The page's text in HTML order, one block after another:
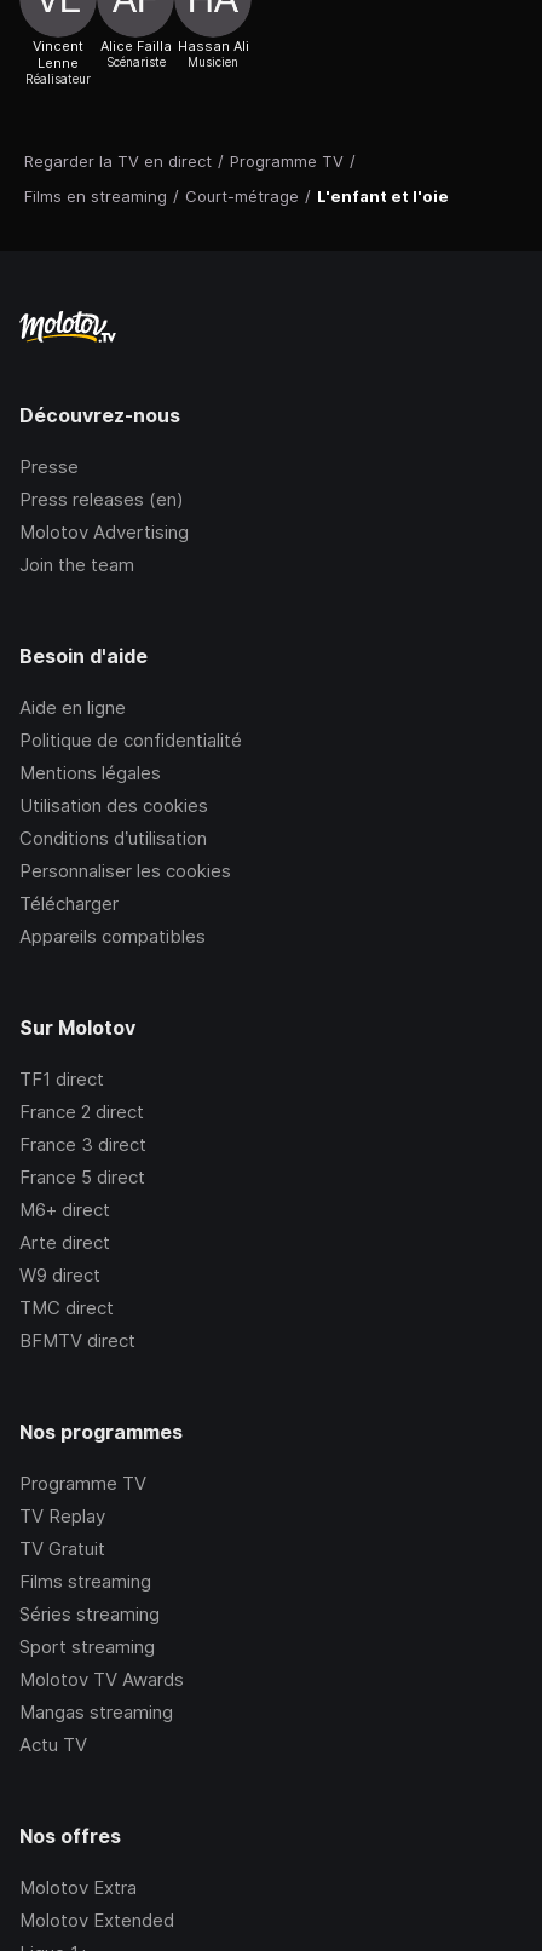
Regarder la TV en direct / Programme TV /
Films en streaming / Court-métrage / L'enfant et l'oie
Vincent
Lenne
Réalisateur
Alice Failla
Scénariste
Hassan Ali
Musicien
Découvrez-nous
Presse
Press releases (en)
Molotov Advertising
Join the team
Besoin d'aide
Aide en ligne
Politique de confidentialité
Mentions légales
Utilisation des cookies
Conditions d’utilisation
Personnaliser les cookies
Télécharger
Appareils compatibles
Sur Molotov
TF1 direct
France 2 direct
France 3 direct
France 5 direct
M6+ direct
Arte direct
W9 direct
TMC direct
BFMTV direct
Nos programmes
Programme TV
TV Replay
TV Gratuit
Films streaming
Séries streaming
Sport streaming
Molotov TV Awards
Mangas streaming
Actu TV
Nos offres
Molotov Extra
Molotov Extended